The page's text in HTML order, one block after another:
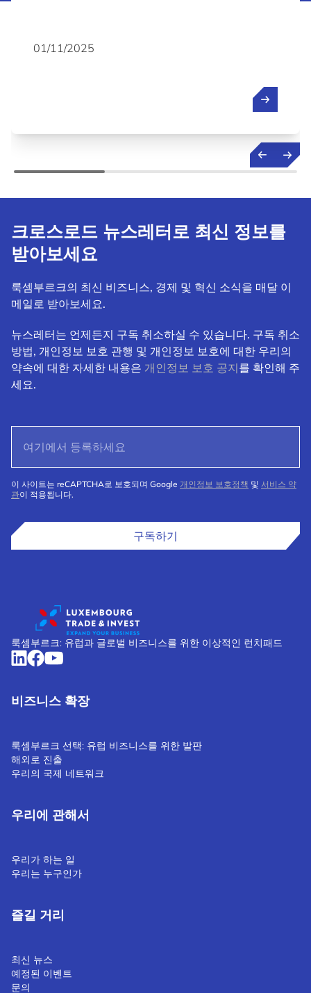
01/11/2025
크로스로드 뉴스레터로 최신 정보를
받아보세요
룩셈부르크의 최신 비즈니스, 경제 및 혁신 소식을 매달 이
메일로 받아보세요.
뉴스레터는 언제든지 구독 취소하실 수 있습니다. 구독 취소
방법, 개인정보 보호 관행 및 개인정보 보호에 대한 우리의
약속에 대한 자세한 내용은 개인정보 보호 공지를 확인해 주
세요.
이 사이트는 reCAPTCHA로 보호되며 Google 개인정보 보호정책 및 서비스 약
관이 적용됩니다.
구독하기
룩셈부르크: 유럽과 글로벌 비즈니스를 위한 이상적인 런치패드
비즈니스 확장
룩셈부르크 선택: 유럽 비즈니스를 위한 발판
해외로 진출
우리의 국제 네트워크
우리에 관해서
우리가 하는 일
우리는 누구인가
즐길 거리
최신 뉴스
예정된 이벤트
문의